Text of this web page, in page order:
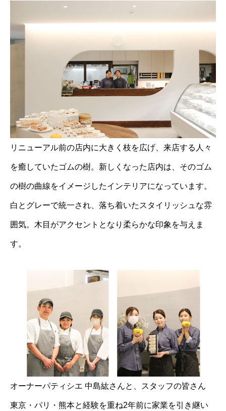
リニューアル前の店内に大きく枝を広げ、来店する人々
を癒していたゴムの樹。新しくなった店内は、そのゴム
の樹の曲線をイメージしたインテリアになっています。
白とグレーで統一され、落ち着いたスタイリッシュな雰
囲気。木目がアクセントとなり柔らかな印象を与えま
す。
オーナーパティシエ 中島紘さんと、スタッフの皆さん
東京・パリ・熊本と経験を重ね2年前に家業を引き継い